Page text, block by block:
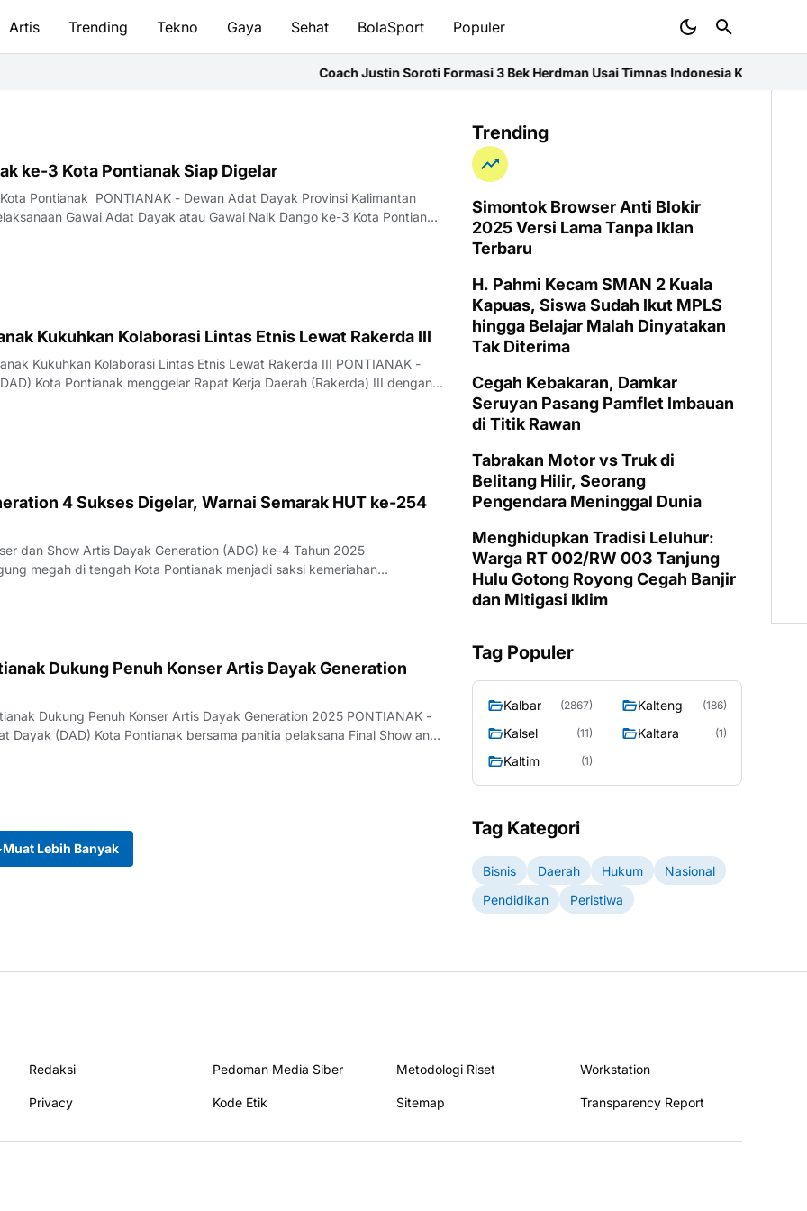
Artis Trending Tekno Gaya Sehat BolaSport Populer
Coach Justin Soroti Formasi 3 Bek Herdman Usai Timnas Indonesia Kalah 0-3 dari
ke-3 Kota Pontianak Siap Digelar
Pontianak PONTIANAK - Dewan Adat Dayak Provinsi Kalimantan
Gawai Adat Dayak atau Gawai Naik Dango ke-3 Kota Pontianak
Kukuhkan Kolaborasi Lintas Etnis Lewat Rakerda III
Kukuhkan Kolaborasi Lintas Etnis Lewat Rakerda III PONTIANAK -
Kota Pontianak menggelar Rapat Kerja Daerah (Rakerda) III dengan
4 Sukses Digelar, Warnai Semarak HUT ke-254
dan Show Artis Dayak Generation (ADG) ke-4 Tahun 2025
megah di tengah Kota Pontianak menjadi saksi kemeriahan
Show…
Dukung Penuh Konser Artis Dayak Generation
Dukung Penuh Konser Artis Dayak Generation 2025 PONTIANAK -
Dayak (DAD) Kota Pontianak bersama panitia pelaksana Final Show and
Muat Lebih Banyak
Trending
Simontok Browser Anti Blokir
2025 Versi Lama Tanpa Iklan
Terbaru
H. Pahmi Kecam SMAN 2 Kuala
Kapuas, Siswa Sudah Ikut MPLS
hingga Belajar Malah Dinyatakan
Tak Diterima
Cegah Kebakaran, Damkar
Seruyan Pasang Pamflet Imbauan
di Titik Rawan
Tabrakan Motor vs Truk di
Belitang Hilir, Seorang
Pengendara Meninggal Dunia
Menghidupkan Tradisi Leluhur:
Warga RT 002/RW 003 Tanjung
Hulu Gotong Royong Cegah Banjir
dan Mitigasi Iklim
Tag Populer
Kalbar (2867) Kalteng (186)
Kalsel (11) Kaltara (1)
Kaltim (1)
Tag Kategori
Bisnis Daerah Hukum
Nasional
Pendidikan
Peristiwa
Redaksi Pedoman Media Siber Metodologi Riset Workstation
Privacy Kode Etik Sitemap Transparency Report